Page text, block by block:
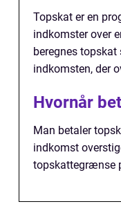
Topskat er en
indkomster over
beregnes
indkomsten, der
Hvornår
Man betaler
indkomst
topskattegrænse